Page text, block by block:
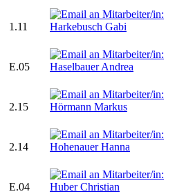
1.11
E.05
2.15
2.14
E.04